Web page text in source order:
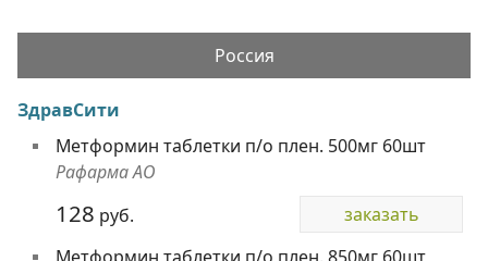
Россия
ЗдравСити
Метформин таблетки п/о плен. 500мг 60шт
Рафарма АО
128 руб.
заказать